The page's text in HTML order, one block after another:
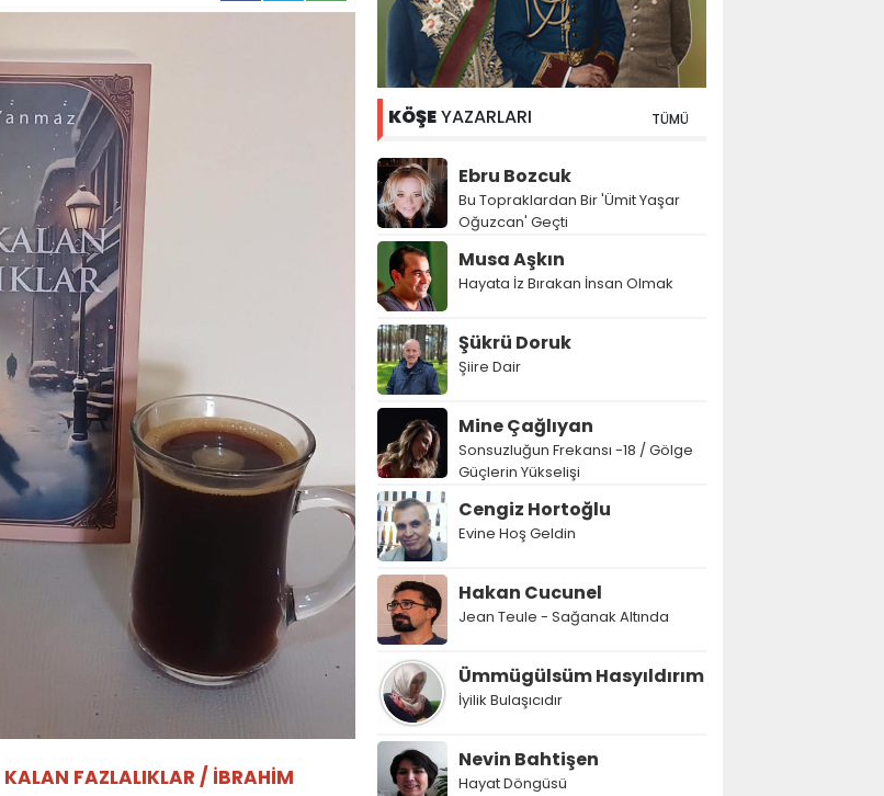
KALAN FAZLALIKLAR / İBRAHİM
KÖŞEYAZARLARI TÜMÜ
Ebru Bozcuk
Bu Topraklardan Bir 'Ümit Yaşar
Oğuzcan' Geçti
Musa Aşkın
Hayata İz Bırakan İnsan Olmak
Şükrü Doruk
Şiire Dair
Mine Çağlıyan
Sonsuzluğun Frekansı -18 / Gölge
Güçlerin Yükselişi
Cengiz Hortoğlu
Evine Hoş Geldin
Hakan Cucunel
Jean Teule - Sağanak Altında
Ümmügülsüm Hasyıldırım
İyilik Bulaşıcıdır
Nevin Bahtişen
Hayat Döngüsü